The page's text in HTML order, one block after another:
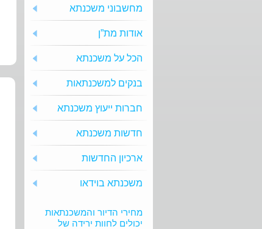
מחשבוני משכנתא
אודות מת”ן
הכל על משכנתא
בנקים למשכנתאות
חברות ייעוץ משכנתא
חדשות משכנתא
ארכיון החדשות
משכנתא בוידאו
מחירי הדיור והמשכנתאות
יכולים לחוות ירידה של